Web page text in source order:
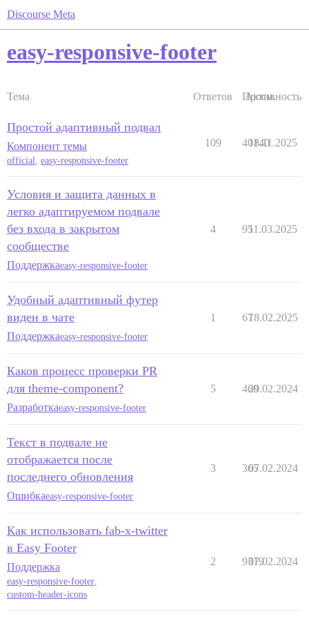
Discourse Meta
easy-responsive-footer
Тема Ответов Просм.
Активность
Простой адаптивный подвал
Компонент темы
official, easy-responsive-footer
109 40140
18.11.2025
Условия и защита данных в
легко адаптируемом подвале
без входа в закрытом
сообществе
Поддержкаeasy-responsive-footer
4 9511.03.2025
Удобный адаптивный футер
виден в чате
Поддержкаeasy-responsive-footer
1 6718.02.2025
Каков процесс проверки PR
для theme-component?
Разработкаeasy-responsive-footer
5 460
29.02.2024
Текст в подвале не
отображается после
последнего обновления
Ошибкаeasy-responsive-footer
3 365
07.02.2024
Как использовать fab-x-twitter
в Easy Footer
Поддержка
easy-responsive-footer,
custom-header-icons
2 9319
07.02.2024